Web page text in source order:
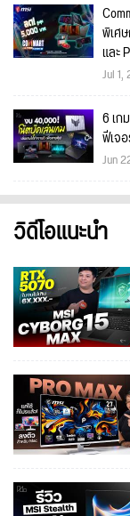
พิเศ
และ
ร่วมกิ
Jul
6 เก
ฟีเจ
Jun
วิดีโอแนะนำ